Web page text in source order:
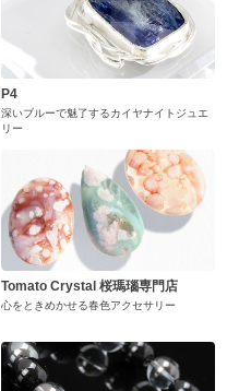
P4
深いブルーで魅了するカイヤナイトジュエ
リー
Tomato Crystal 桜瑪瑙専門店
心をときめかせる春色アクセサリー